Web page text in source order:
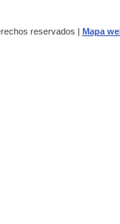
reservados | Mapa